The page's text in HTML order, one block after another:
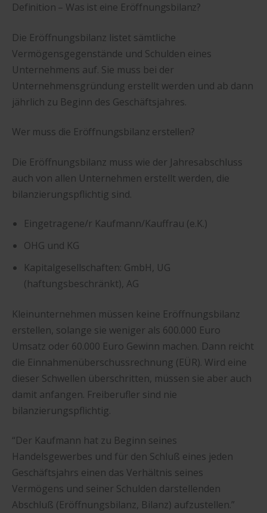
Definition – Was ist eine Eröffnungsbilanz?
Die Eröffnungsbilanz listet sämtliche
Vermögensgegenstände und Schulden eines
Unternehmens auf. Sie muss bei der
Unternehmensgründung erstellt werden und ab dann
jährlich zu Beginn des Geschäftsjahres.
Wer muss die Eröffnungsbilanz erstellen?
Die Eröffnungsbilanz muss wie der Jahresabschluss
auch von allen Unternehmen erstellt werden, die
bilanzierungspflichtig sind.
Eingetragene/r Kaufmann/Kauffrau (e.K.)
OHG und KG
Kapitalgesellschaften: GmbH, UG
(haftungsbeschränkt), AG
Kleinunternehmen müssen keine Eröffnungsbilanz
erstellen, solange sie weniger als 600.000 Euro
Umsatz oder 60.000 Euro Gewinn machen. Dann reicht
die Einnahmenüberschussrechnung (EÜR). Wird eine
dieser Schwellen überschritten, müssen sie aber auch
damit anfangen. Freiberufler sind nie
bilanzierungspflichtig.
“Der Kaufmann hat zu Beginn seines
Handelsgewerbes und für den Schluß eines jeden
Geschäftsjahrs einen das Verhältnis seines
Vermögens und seiner Schulden darstellenden
Abschluß (Eröffnungsbilanz, Bilanz) aufzustellen.”